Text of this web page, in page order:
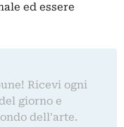
ed essere
Ricevi ogni
giorno e
dell'arte.